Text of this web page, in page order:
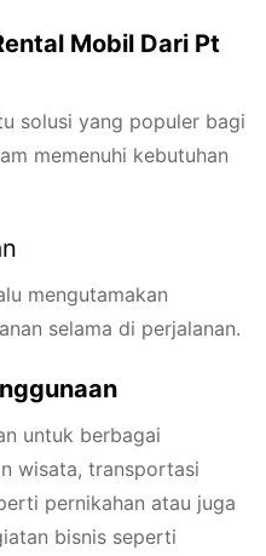
Mobil Dari Pt
solusi yang populer bagi
memenuhi kebutuhan
mengutamakan
selama di perjalanan.
untuk berbagai
wisata, transportasi
pernikahan atau juga
bisnis seperti